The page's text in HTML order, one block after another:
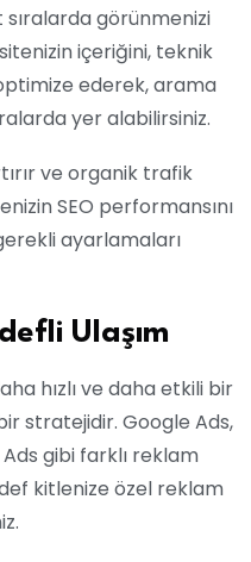
görünmenizi
içeriğini, teknik
ederek, arama
yer alabilirsiniz.
ve organik trafik
SEO performansını
ayarlamaları
Ulaşım
hızlı ve daha etkili bir
stratejidir. Google Ads,
gibi farklı reklam
kitlenize özel reklam